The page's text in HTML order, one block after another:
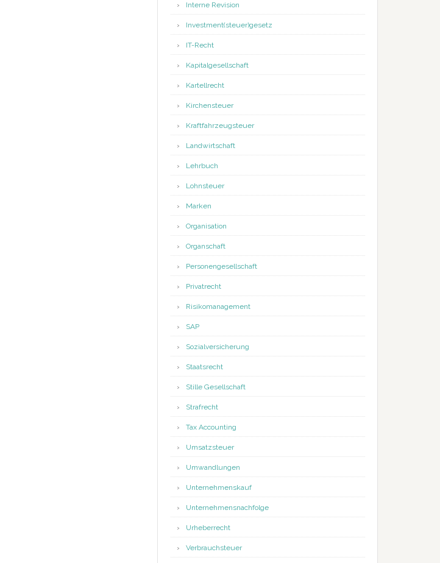
Interne Revision
Investment(steuer)gesetz
IT-Recht
Kapitalgesellschaft
Kartellrecht
Kirchensteuer
Kraftfahrzeugsteuer
Landwirtschaft
Lehrbuch
Lohnsteuer
Marken
Organisation
Organschaft
Personengesellschaft
Privatrecht
Risikomanagement
SAP
Sozialversicherung
Staatsrecht
Stille Gesellschaft
Strafrecht
Tax Accounting
Umsatzsteuer
Umwandlungen
Unternehmenskauf
Unternehmensnachfolge
Urheberrecht
Verbrauchsteuer